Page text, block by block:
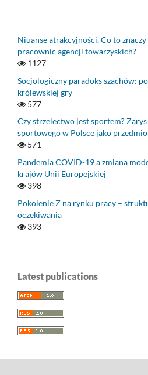
Niuanse atrakcyjności. Co to
pracownic agencji towarzyskich?
1127
Socjologiczny paradoks szachów:
królewskiej gry
577
Czy strzelectwo jest sportem?
sportowego w Polsce jako
571
Pandemia COVID-19 a zmiana
krajów Unii Europejskiej
398
Pokolenie Z na rynku pracy –
oczekiwania
393
Latest publications